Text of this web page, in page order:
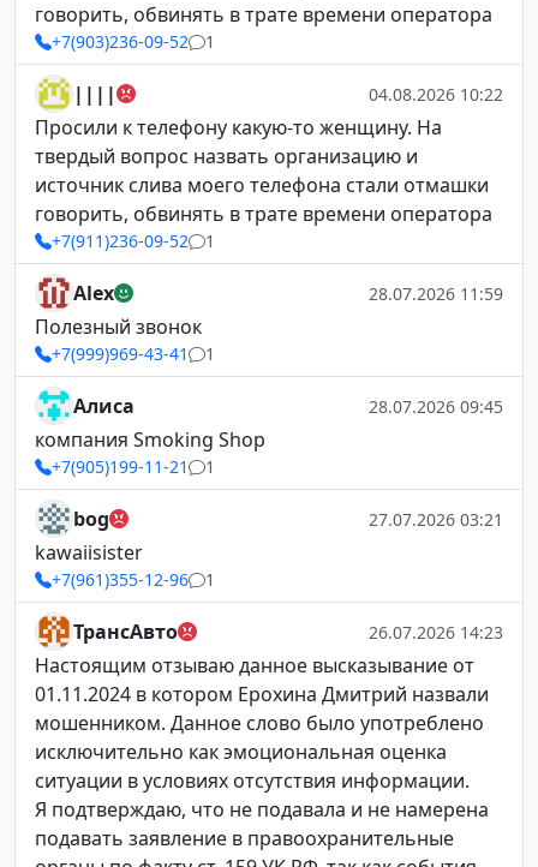
говорить, обвинять в трате времени оператора
+7(903)236-09-52 1
|||| 04.08.2026 10:22
Просили к телефону какую-то женщину. На
твердый вопрос назвать организацию и
источник слива моего телефона стали отмашки
говорить, обвинять в трате времени оператора
+7(911)236-09-52 1
Alex 28.07.2026 11:59
Полезный звонок
+7(999)969-43-41 1
Алиса 28.07.2026 09:45
компания Smoking Shop
+7(905)199-11-21 1
bog 27.07.2026 03:21
kawaiisister
+7(961)355-12-96 1
ТрансАвто 26.07.2026 14:23
Настоящим отзываю данное высказывание от
01.11.2024 в котором Ерохина Дмитрий назвали
мошенником. Данное слово было употреблено
исключительно как эмоциональная оценка
ситуации в условиях отсутствия информации.
Я подтверждаю, что не подавала и не намерена
подавать заявление в правоохранительные